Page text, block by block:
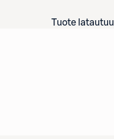
Tuote latautuu